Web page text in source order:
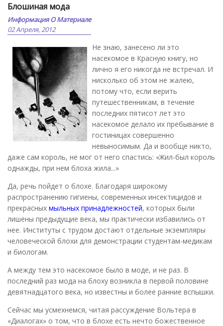
Блошиная мода
Информация О Материале
02 Апреля, 2012
Не знаю, занесено ли это
насекомое в Красную книгу, но
лично я его никогда не встречал. И
нисколько об этом не жалею,
потому что, если верить
путешественникам, в течение
последних пятисот лет это
насекомое делало их пребывание в
гостиницах совершенно
невыносимым. Да и вообще никто,
даже сам король, не мог от него спастись: «Жил-был король
однажды, при нем блоха жила...»
Да, речь пойдет о блохе. Благодаря широкому
распространению гигиены, современных инсектицидов и
прекрасных мыльных принадлежностей, которых были
лишены предыдущие века, мы практически избавились от
нее. Институты с трудом достают отдельные экземпляры
человеческой блохи для демонстрации студентам-медикам
и биологам.
А между тем это насекомое было в моде, и не раз. В
последний раз мода на блоху возникла в первой половине
девятнадцатого века, но известны и более ранние вспышки.
Сейчас мы усмехнемся, читая рассуждение Вольтера в
«Диалогах» о том, что в блохе есть нечто божественное